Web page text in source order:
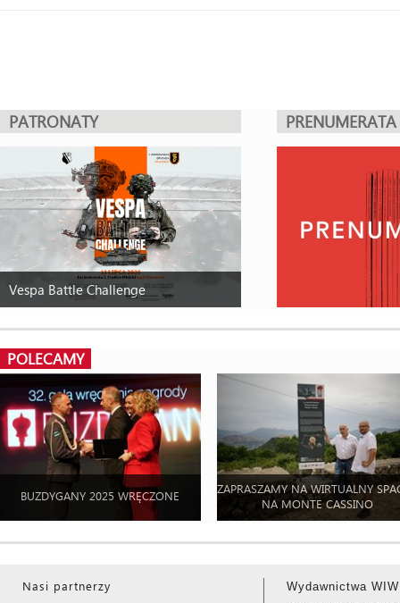
PATRONATY
Vespa Battle Challenge
PRENUMERATA
POLECAMY
BUZDYGANY 2025 WRĘCZONE
ZAPRASZAMY NA WIRTUALNY
NA MONTE CASSINO
Nasi partnerzy
Wydawnictwa WIW